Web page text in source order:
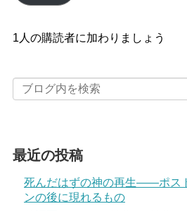
1人の購読者に加わりましょう
最近の投稿
死んだはずの神の再生――ポス
ンの後に現れるもの